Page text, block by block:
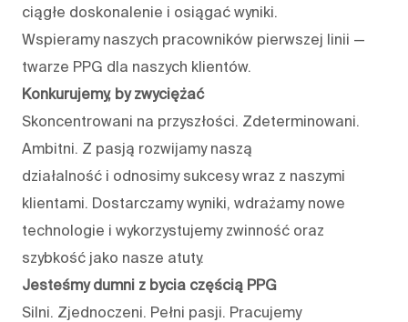
ciągłe doskonalenie i osiągać wyniki.
Wspieramy naszych pracowników pierwszej linii —
twarze PPG dla naszych klientów.
Konkurujemy, by zwyciężać
Skoncentrowani na przyszłości. Zdeterminowani.
Ambitni. Z pasją rozwijamy naszą
działalność i odnosimy sukcesy wraz z naszymi
klientami. Dostarczamy wyniki, wdrażamy nowe
technologie i wykorzystujemy zwinność oraz
szybkość jako nasze atuty.
Jesteśmy dumni z bycia częścią PPG
Silni. Zjednoczeni. Pełni pasji. Pracujemy